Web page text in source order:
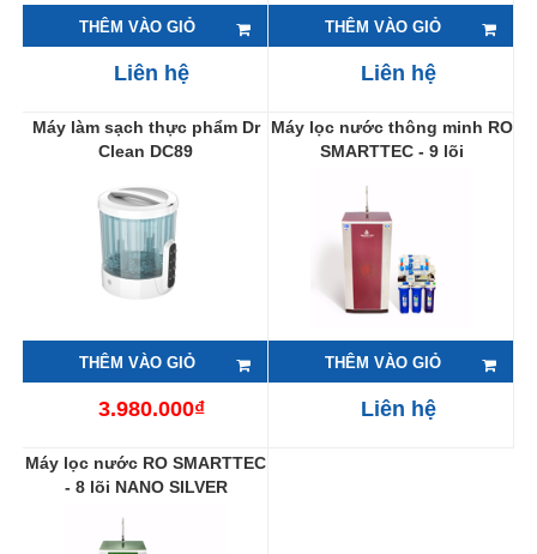
THÊM VÀO GIỎ
Liên hệ
THÊM VÀO GIỎ
Liên hệ
Máy làm sạch thực phẩm Dr
Clean DC89
THÊM VÀO GIỎ
3.980.000₫
Máy lọc nước thông minh RO
SMARTTEC - 9 lõi
THÊM VÀO GIỎ
Liên hệ
Máy lọc nước RO SMARTTEC
- 8 lõi NANO SILVER